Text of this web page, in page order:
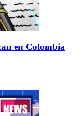
en Colombia